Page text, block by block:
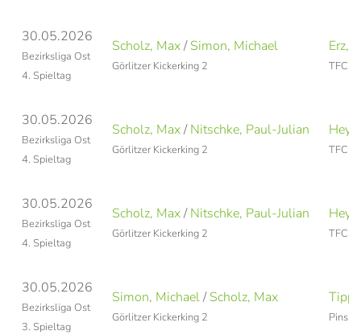
30.05.2026
Bezirksliga Ost
4. Spieltag
Scholz, Max/Simon, Michael
Görlitzer Kickerking 2
Erz,
TFC
30.05.2026
Bezirksliga Ost
4. Spieltag
Scholz, Max/Nitschke, Paul-Julian
Görlitzer Kickerking 2 TFC
30.05.2026
Bezirksliga Ost
4. Spieltag
Scholz, Max/Nitschke, Paul-Julian
Görlitzer Kickerking 2 TFC
30.05.2026
Bezirksliga Ost
3. Spieltag
Simon, Michael/Scholz, Max
Görlitzer Kickerking 2